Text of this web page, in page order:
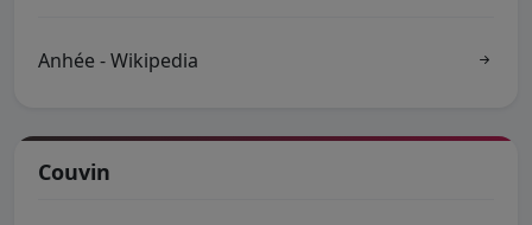
Anhée - Wikipedia
Couvin